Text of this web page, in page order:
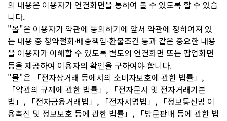
의 내용은 이용자가 연결화면을 통하여 볼 수 있도록 할 수 있습
니다.
"몰"은 이용자가 약관에 동의하기에 앞서 약관에 정하여져 있
는 내용 중 청약철회·배송책임·환불조건 등과 같은 중요한 내용
을 이용자가 이해할 수 있도록 별도의 연결화면 또는 팝업화면
등을 제공하여 이용자의 확인을 구하여야 합니다.
"몰"은 「전자상거래 등에서의 소비자보호에 관한 법률」,
「약관의 규제에 관한 법률」, 「전자문서 및 전자거래기본
법」, 「전자금융거래법」, 「전자서명법」, 「정보통신망 이
용촉진 및 정보보호 등에 관한 법률」, 「방문판매 등에 관한 법